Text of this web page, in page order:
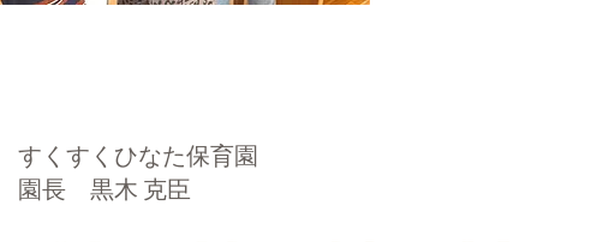
すくすくひなた保育園
園長 黒木 克臣